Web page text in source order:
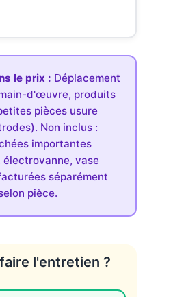
le prix : Déplacement
d'œuvre, produits
pièces usure
Non inclus :
importantes
vase
séparément
pièce.
l'entretien ?